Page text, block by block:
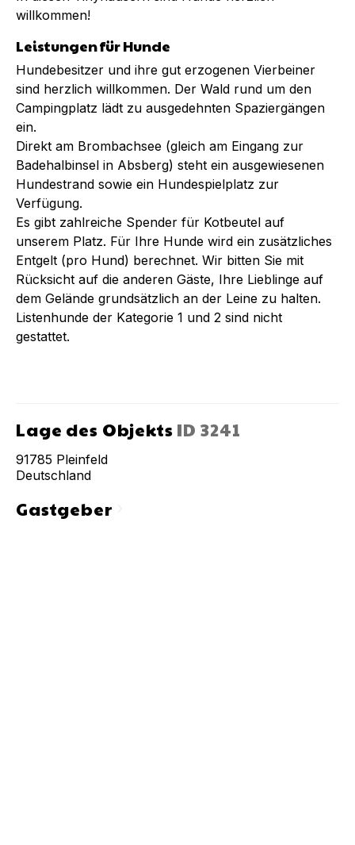
willkommen!
Leistungen für Hunde
Hundebesitzer und ihre gut erzogenen Vierbeiner
sind herzlich willkommen. Der Wald rund um den
Campingplatz lädt zu ausgedehnten Spaziergängen
ein.
Direkt am Brombachsee (gleich am Eingang zur
Badehalbinsel in Absberg) steht ein ausgewiesenen
Hundestrand sowie ein Hundespielplatz zur
Verfügung.
Es gibt zahlreiche Spender für Kotbeutel auf
unserem Platz. Für Ihre Hunde wird ein zusätzliches
Entgelt (pro Hund) berechnet. Wir bitten Sie mit
Rücksicht auf die anderen Gäste, Ihre Lieblinge auf
dem Gelände grundsätzlich an der Leine zu halten.
Listenhunde der Kategorie 1 und 2 sind nicht
gestattet.
Lage des Objekts ID3241
91785 Pleinfeld
Deutschland
Gastgeberchevron_right